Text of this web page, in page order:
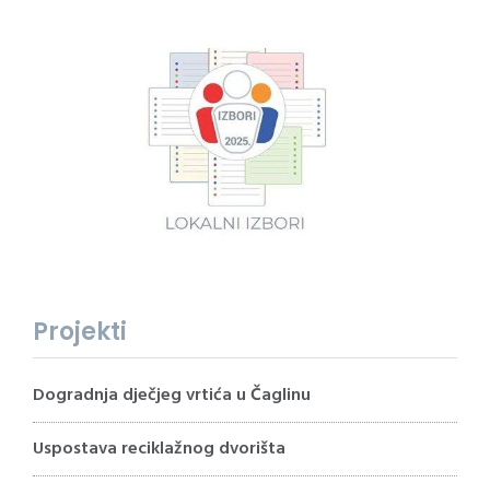
Projekti
Dogradnja dječjeg vrtića u Čaglinu
Uspostava reciklažnog dvorišta